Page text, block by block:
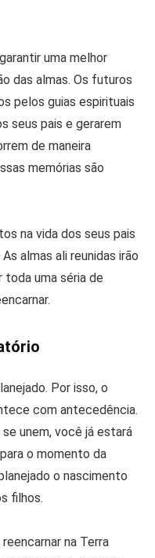
uma melhor
das almas. Os futuros
pelos guias espirituais
seus pais e gerarem
de maneira
memórias são
na vida dos seus pais
almas ali reunidas irão
toda uma séria de
Por isso, o
com antecedência.
unem, você já estará
o momento da
o nascimento
filhos.
na Terra